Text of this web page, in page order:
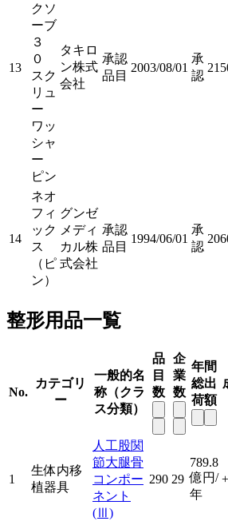
13
クソ
ーブ
３
０
スク
リュ
ー
ワッ
シャ
ー
ピン
タキロ
ン株式
会社
承認
品目
2003/08/01
承
認
14
ネオ
フィ
ック
ス
（ピ
ン）
グンゼ
メディ
カル株
式会社
承認
品目
1994/06/01
承
認
整形用品一覧
No.
カテゴリ
ー
一般的名
称（クラ
ス分類）
品
目
数
企
業
数
年間
総出
荷額
1
生体内移
植器具
人工股関
節大腿骨
コンポー
ネント
(Ⅲ)
290 29
789.8
億円/
年